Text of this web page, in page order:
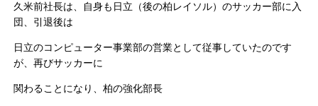
久米前社長は、自身も日立（後の柏レイソル）のサッカー部に入
団、引退後は
日立のコンピューター事業部の営業として従事していたのです
が、再びサッカーに
関わることになり、柏の強化部長